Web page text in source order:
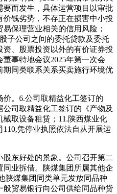
而发生，具体运营项目以审批
钱劣势，不存正在损害中小投
保理营业相关的信用风险；
子公司之间的委托贷款及委托
、股票投资以外的有价证券投
事特地会议2025年第一次会
同类联系关系买卖施行环境优
。6.公司取精益化工签订的
公司取精益化工签订的《产物及
取设备租赁；11.陕西煤业化
凭停业执照依法自从开展运
东好处的景象。公司召开第二
业拆借。陕煤集团所属其他企
陕煤集团同类单元发放同品种
贸易银行向公司供给同品种贷